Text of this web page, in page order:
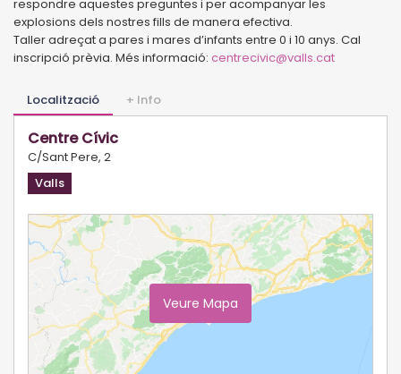
respondre aquestes preguntes i per acompanyar les
explosions dels nostres fills de manera efectiva.
Taller adreçat a pares i mares d’infants entre 0 i 10 anys. Cal
inscripció prèvia. Més informació: centrecivic@valls.cat
Localització + Info
Centre Cívic
C/Sant Pere, 2
Valls
Veure Mapa